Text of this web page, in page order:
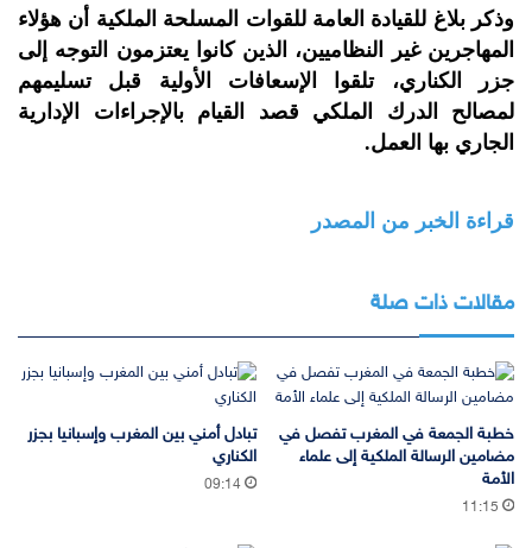
وذكر بلاغ للقيادة العامة للقوات المسلحة الملكية أن هؤلاء
المهاجرين غير النظاميين، الذين كانوا يعتزمون التوجه إلى
جزر الكناري، تلقوا الإسعافات الأولية قبل تسليمهم
لمصالح الدرك الملكي قصد القيام بالإجراءات الإدارية
الجاري بها العمل.
قراءة الخبر من المصدر
مقالات ذات صلة
خطبة الجمعة في المغرب تفصل في
مضامين الرسالة الملكية إلى علماء
الأمة
11:15
تبادل أمني بين المغرب وإسبانيا بجزر
الكناري
09:14